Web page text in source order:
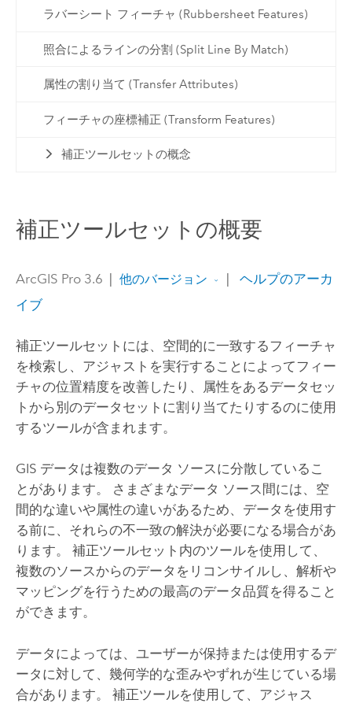
ラバーシート フィーチャ (Rubbersheet Features)
照合によるラインの分割 (Split Line By Match)
属性の割り当て (Transfer Attributes)
フィーチャの座標補正 (Transform Features)
補正ツールセットの概念
補正ツールセットの概要
ArcGIS Pro 3.6 他のバージョン
ヘルプのアーカ
イブ
補正ツールセットには、空間的に一致するフィーチャ
を検索し、アジャストを実行することによってフィー
チャの位置精度を改善したり、属性をあるデータセッ
トから別のデータセットに割り当てたりするのに使用
するツールが含まれます。
GIS データは複数のデータ ソースに分散しているこ
とがあります。 さまざまなデータ ソース間には、空
間的な違いや属性の違いがあるため、データを使用す
る前に、それらの不一致の解決が必要になる場合があ
ります。 補正ツールセット内のツールを使用して、
複数のソースからのデータをリコンサイルし、解析や
マッピングを行うための最高のデータ品質を得ること
ができます。
データによっては、ユーザーが保持または使用するデ
ータに対して、幾何学的な歪みやずれが生じている場
合があります。 補正ツールを使用して、アジャス